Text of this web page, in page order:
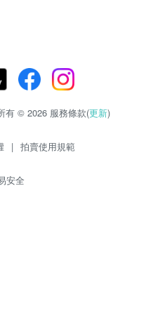
有 © 2026 服務條款(更新)
| 拍賣使用規範
安全